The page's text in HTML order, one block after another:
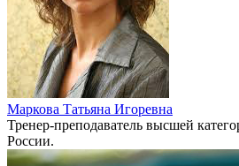
Маркова Татьяна Игоревна
Тренер-преподаватель высшей
России.